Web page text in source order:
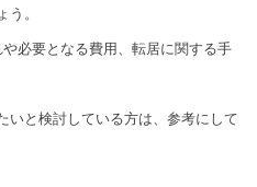
。
必要となる費用、転居に関する手
いと検討している方は、参考にして